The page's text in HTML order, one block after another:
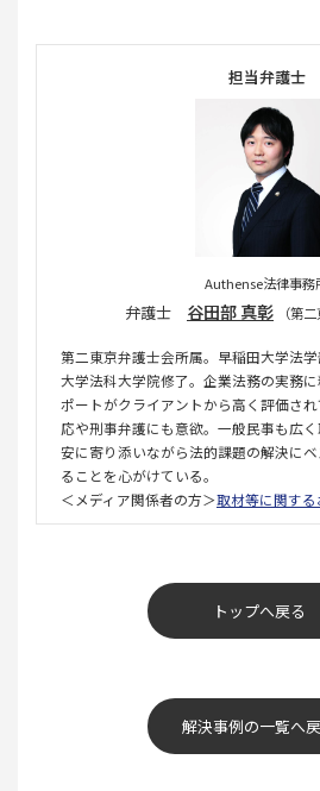
担当弁護士
Authense法律事務
弁護士 谷田部 真彰 （第
第二東京弁護士会所属。早稲田大学法
大学法科大学院修了。企業法務の実務
ポートがクライアントから高く評価さ
応や刑事弁護にも意欲。一般民事も広
安に寄り添いながら法的課題の解決に
ることを心がけている。
＜メディア関係者の方＞取材等に関す
トップへ戻る
解決事例の一覧へ